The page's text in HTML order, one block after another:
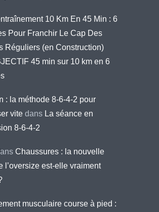
10 Km En 45 Min : 6
Pour Franchir Le Cap Des
Réguliers (en Construction)
45 min sur 10 km en 6
: la méthode 8-6-4-2 pour
vite dans La séance en
8-6-4-2
Chaussures : la nouvelle
l’oversize est-elle vraiment
musculaire course à pied :